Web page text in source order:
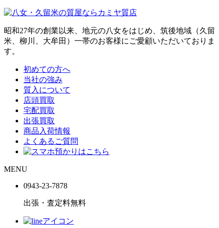
昭和27年の創業以来、地元の八女をはじめ、筑後地域（久留
米、柳川、大牟田）一帯のお客様にご愛顧いただいておりま
す。
初めての方へ
当社の強み
質入について
店頭買取
宅配買取
出張買取
商品入荷情報
よくあるご質問
MENU
0943-23-7878
出張・査定料無料